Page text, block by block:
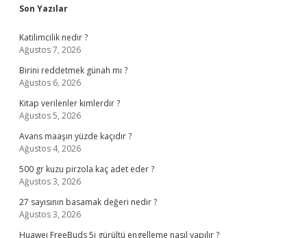
Sidebar
Son Yazılar
Katilimcilik nedir ?
Ağustos 7, 2026
Birini reddetmek günah mı ?
Ağustos 6, 2026
Kitap verilenler kimlerdir ?
Ağustos 5, 2026
Avans maaşın yüzde kaçıdır ?
Ağustos 4, 2026
500 gr kuzu pirzola kaç adet eder ?
Ağustos 3, 2026
27 sayısının basamak değeri nedir ?
Ağustos 3, 2026
Huawei FreeBuds 5i gürültü engelleme nasıl yapılır ?